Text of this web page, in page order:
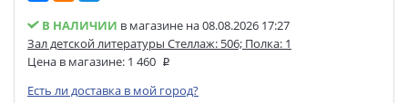
В НАЛИЧИИ в магазине на 08.08.2026 17:27
Зал детской литературы Стеллаж: 506; Полка: 1
Цена в магазине: 1 460
Есть ли доставка в мой город?